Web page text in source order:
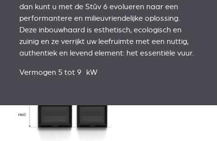
dan kunt u met de Stûv 6 evolueren naar een
performantere en milieuvriendelijke oplossing.
Deze inbouwhaard is esthetisch, ecologisch en
zuinig en ze verrijkt uw leefruimte met een nuttig,
authentiek en levend element: het essentiële vuur.
Vermogen 5 tot 9 kW